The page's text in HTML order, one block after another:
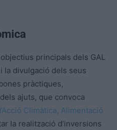
principals dels GAL
la divulgació dels seus
pràctiques,
ajuts, que convoca
Climàtica, Alimentació
la realització d’inversions